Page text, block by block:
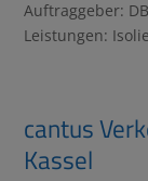
Auftraggeber:
Leistungen:
cantus
Kassel